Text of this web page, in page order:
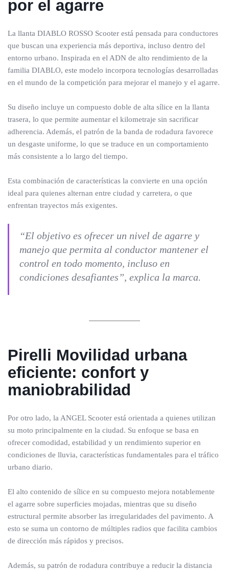
por el agarre
La llanta DIABLO ROSSO Scooter está pensada para conductores
que buscan una experiencia más deportiva, incluso dentro del
entorno urbano. Inspirada en el ADN de alto rendimiento de la
familia DIABLO, este modelo incorpora tecnologías desarrolladas
en el mundo de la competición para mejorar el manejo y el agarre.
Su diseño incluye un compuesto doble de alta sílice en la llanta
trasera, lo que permite aumentar el kilometraje sin sacrificar
adherencia. Además, el patrón de la banda de rodadura favorece
un desgaste uniforme, lo que se traduce en un comportamiento
más consistente a lo largo del tiempo.
Esta combinación de características la convierte en una opción
ideal para quienes alternan entre ciudad y carretera, o que
enfrentan trayectos más exigentes.
“El objetivo es ofrecer un nivel de agarre y
manejo que permita al conductor mantener el
control en todo momento, incluso en
condiciones desafiantes”, explica la marca.
Pirelli Movilidad urbana
eficiente: confort y
maniobrabilidad
Por otro lado, la ANGEL Scooter está orientada a quienes utilizan
su moto principalmente en la ciudad. Su enfoque se basa en
ofrecer comodidad, estabilidad y un rendimiento superior en
condiciones de lluvia, características fundamentales para el tráfico
urbano diario.
El alto contenido de sílice en su compuesto mejora notablemente
el agarre sobre superficies mojadas, mientras que su diseño
estructural permite absorber las irregularidades del pavimento. A
esto se suma un contorno de múltiples radios que facilita cambios
de dirección más rápidos y precisos.
Además, su patrón de rodadura contribuye a reducir la distancia